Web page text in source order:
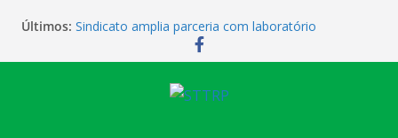
Últimos: Sindicato amplia parceria com laboratório
Sindicato homenageia a categoria pelo Dia do
Motorista
Sindicato realiza assembleia para orientar
cobradores sobre novas possibilidades de